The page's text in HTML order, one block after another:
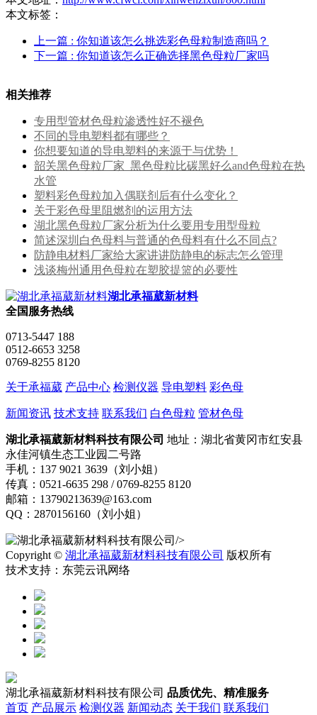
本文标签：
上一篇 : 你知道该怎么挑选彩色母粒制造商吗？
下一篇 : 你知道该怎么正确选择黑色母粒厂家吗
相关推荐
专用型管材色母粒渗透性好不褪色
不同的导电塑料都有哪些？
你想要知道的导电塑料的来源于与优势！
韶关黑色母粒厂家_黑色母粒比碳黑好么and色母粒在热
水管
塑料彩色母粒加入偶联剂后有什么变化？
关于彩色母里阻燃剂的运用方法
湖北黑色母粒厂家分析为什么要用专用型母粒
简述深圳白色母料与普通的色母料有什么不同点?
防静电材料厂家给大家讲讲防静电的标志怎么管理
浅谈梅州通用色母粒在塑胶提篮的必要性
湖北承福葳新材料
全国服务热线
0713-5447 188
0512-6653 3258
0769-8255 8120
关于承福葳 产品中心 检测仪器 导电塑料 彩色母
新闻资讯 技术支持 联系我们 白色母粒 管材色母
湖北承福葳新材料科技有限公司 地址：湖北省黄冈市红安县
永佳河镇生态工业园二号路
手机：137 9021 3639（刘小姐）
传真：0521-6635 298 / 0769-8255 8120
邮箱：13790213639@163.com
QQ：2870156160（刘小姐）
/>
Copyright © 湖北承福葳新材料科技有限公司 版权所有
技术支持：东莞云讯网络
湖北承福葳新材料科技有限公司 品质优先、精准服务
首页 产品展示 检测仪器 新闻动态 关于我们 联系我们